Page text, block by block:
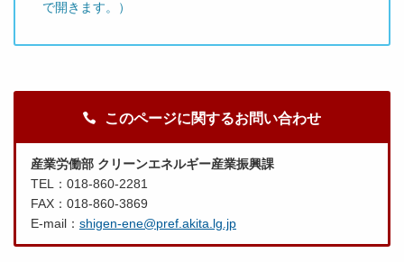
で開きます。）
このページに関するお問い合わせ
産業労働部 クリーンエネルギー産業振興課
TEL：018-860-2281
FAX：018-860-3869
E-mail： shigen-ene@pref.akita.lg.jp